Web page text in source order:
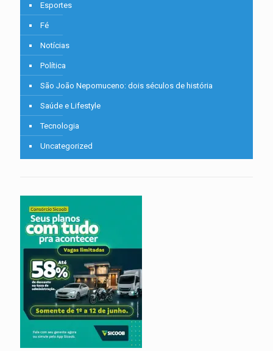
Esportes
Fé
Notícias
Política
São João Nepomuceno: dois séculos de história
Saúde e Lifestyle
Tecnologia
Uncategorized